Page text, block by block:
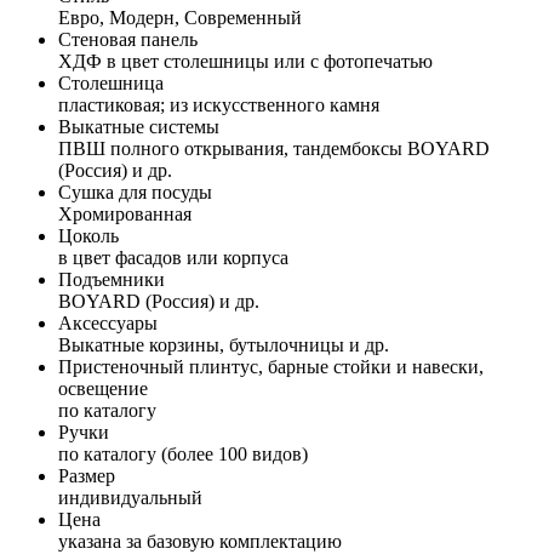
Евро, Модерн, Современный
Стеновая панель
ХДФ в цвет столешницы или с фотопечатью
Столешница
пластиковая; из искусственного камня
Выкатные системы
ПВШ полного открывания, тандембоксы BOYARD
(Россия) и др.
Сушка для посуды
Хромированная
Цоколь
в цвет фасадов или корпуса
Подъемники
BOYARD (Россия) и др.
Аксессуары
Выкатные корзины, бутылочницы и др.
Пристеночный плинтус, барные стойки и навески,
освещение
по каталогу
Ручки
по каталогу (более 100 видов)
Размер
индивидуальный
Цена
указана за базовую комплектацию